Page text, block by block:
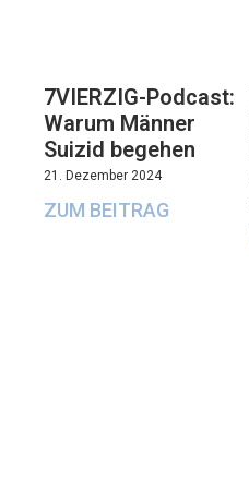
7VIERZIG-Podcast:
Warum Männer
Suizid begehen
21. Dezember 2024
ZUM BEITRAG